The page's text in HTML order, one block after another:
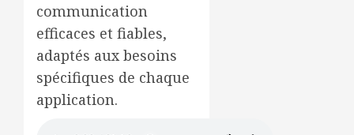
communication
efficaces et fiables,
adaptés aux besoins
spécifiques de chaque
application.